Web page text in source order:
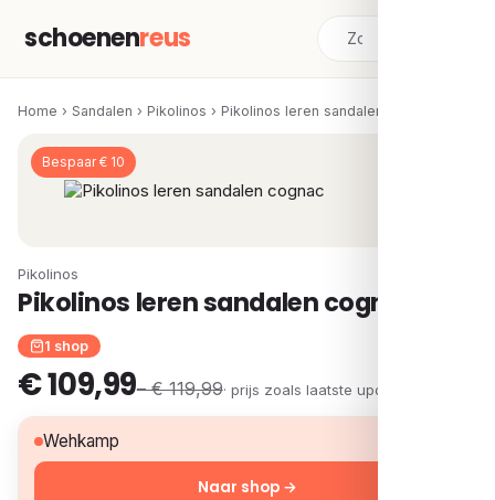
schoenenreus
Home › Sandalen › Pikolinos › Pikolinos leren sandalen cognac
Bespaar € 10
Pikolinos
Pikolinos leren sandalen cognac
1 shop
€ 109,99– € 119,99· prijs zoals laatste update
Wehkamp
Naar shop →